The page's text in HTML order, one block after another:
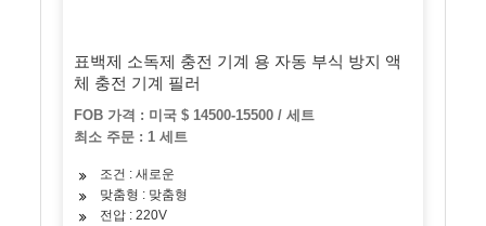
표백제 소독제 충전 기계 용 자동 부식 방지 액
체 충전 기계 필러
FOB 가격 : 미국 $ 14500-15500 / 세트
최소 주문 : 1 세트
조건 : 새로운
맞춤형 : 맞춤형
전압 : 220V